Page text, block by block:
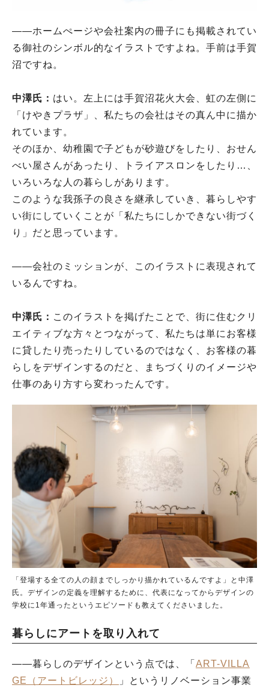
――ホームぺージや会社案内の冊子にも掲載されてい
る御社のシンボル的なイラストですよね。手前は手賀
沼ですね。
中澤氏： はい。左上には手賀沼花火大会、虹の左側に
「けやきプラザ」、私たちの会社はその真ん中に描か
れています。
そのほか、幼稚園で子どもが砂遊びをしたり、おせん
べい屋さんがあったり、トライアスロンをしたり…、
いろいろな人の暮らしがあります。
このような我孫子の良さを継承していき、暮らしやす
い街にしていくことが「私たちにしかできない街づく
り」だと思っています。
――会社のミッションが、このイラストに表現されて
いるんですね。
中澤氏： このイラストを掲げたことで、街に住むクリ
エイティブな方々とつながって、私たちは単にお客様
に貸したり売ったりしているのではなく、お客様の暮
らしをデザインするのだと、まちづくりのイメージや
仕事のあり方すら変わったんです。
「登場する全ての人の顔までしっかり描かれているんですよ」と中澤
氏。デザインの定義を理解するために、代表になってからデザインの
学校に1年通ったというエピソードも教えてくださいました。
暮らしにアートを取り入れて
――暮らしのデザインという点では、「 ART-VILLA
GE（アートビレッジ）
」というリノベーション事業